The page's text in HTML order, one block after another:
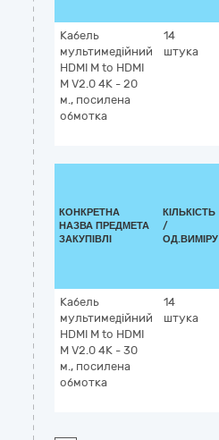
Кабель
мультимедійний
HDMI М to HDMI
М V2.0 4K - 20
м., посилена
обмотка
14
штука
КОНКРЕТНА
НАЗВА ПРЕДМЕТА
ЗАКУПІВЛІ
КІЛЬКІСТЬ
/
ОД.ВИМІРУ
Кабель
мультимедійний
HDMI M to HDMI
M V2.0 4K - 30
м., посилена
обмотка
14
штука